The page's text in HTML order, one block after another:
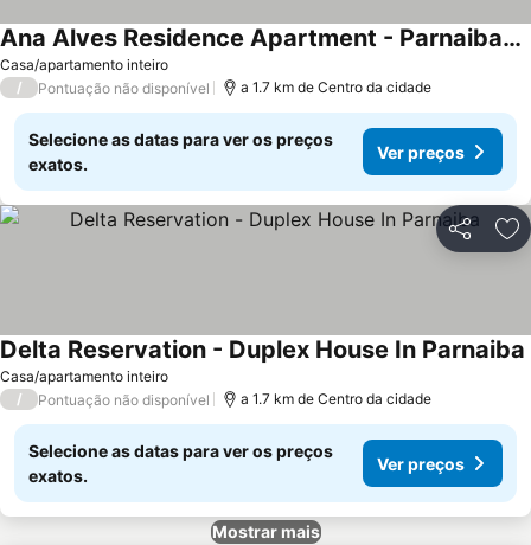
Casa/apartamento inteiro
Ana Alves Residence Apartment - Parnaiba- Piauí
/ Pontuação não disponível a 1.7 km de Centro da cidade
Selecione as datas para ver os preços
exatos.
Ver preços
Partilhar
Casa/apartamento inteiro
Delta Reservation - Duplex House In Parnaiba
/ Pontuação não disponível a 1.7 km de Centro da cidade
Selecione as datas para ver os preços
exatos.
Ver preços
Mostrar mais